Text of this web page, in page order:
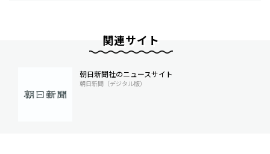
関連サイト
朝日新聞社のニュースサイト
朝日新聞（デジタル版）